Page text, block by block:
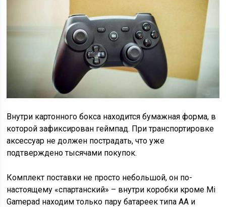
Внутри картонного бокса находится бумажная форма, в
которой зафиксирован геймпад. При транспортировке
аксессуар не должен пострадать, что уже
подтверждено тысячами покупок.
Комплект поставки не просто небольшой, он по-
настоящему «спартанский» – внутри коробки кроме Mi
Gamepad находим только пару батареек типа АА и